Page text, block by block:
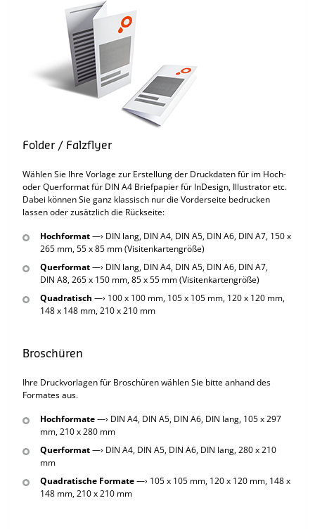
Folder / Falzflyer
Wählen Sie Ihre Vorlage zur Erstellung der Druckdaten für im Hoch-
oder Querformat für DIN A4 Briefpapier für InDesign, Illustrator etc.
Dabei können Sie ganz klassisch nur die Vorderseite bedrucken
lassen oder zusätzlich die Rückseite:
Hochformat—› DIN lang, DIN A4, DIN A5, DIN A6, DIN A7, 150 x
265 mm, 55 x 85 mm (Visitenkartengröße)
Querformat—› DIN lang, DIN A4, DIN A5, DIN A6, DIN A7,
DIN A8, 265 x 150 mm, 85 x 55 mm (Visitenkartengröße)
Quadratisch —› 100 x 100 mm, 105 x 105 mm, 120 x 120 mm,
148 x 148 mm, 210 x 210 mm
Broschüren
Ihre Druckvorlagen für Broschüren wählen Sie bitte anhand des
Formates aus.
Hochformate—› DIN A4, DIN A5, DIN A6, DIN lang, 105 x 297
mm, 210 x 280 mm
Querformat—› DIN A4, DIN A5, DIN A6, DIN lang, 280 x 210
mm
Quadratische Formate—› 105 x 105 mm, 120 x 120 mm, 148 x
148 mm, 210 x 210 mm